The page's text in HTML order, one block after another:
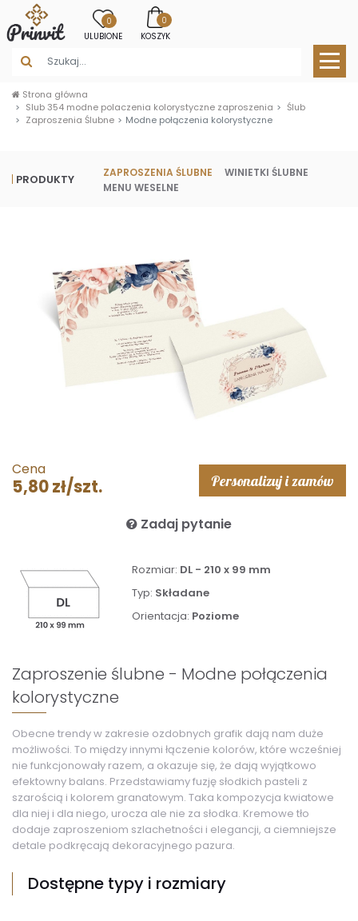
0
ULUBIONE
0
KOSZYK
Strona główna
Slub 354 modne polaczenia kolorystyczne zaproszenia
Ślub
Zaproszenia Ślubne
Modne połączenia kolorystyczne
PRODUKTY ZAPROSZENIA ŚLUBNE
WINIETKI ŚLUBNE
MENU WESELNE
Cena
5,80 zł/szt. Personalizuj i zamów
Zadaj pytanie
Rozmiar: DL - 210 x 99 mm
Typ: Składane
Orientacja: Poziome
Zaproszenie ślubne - Modne połączenia
kolorystyczne
Obecne trendy w zakresie ozdobnych grafik dają nam duże
możliwości. To między innymi łączenie kolorów, które wcześniej
nie funkcjonowały razem, a okazuje się, że dają wyjątkowo
efektowny balans. Przedstawiamy fuzję słodkich pasteli z
szarością i kolorem granatowym. Taka kompozycja kwiatowe
dla niej i dla niego, urocza ale nie za słodka. Kremowe tło
dodaje zaproszeniom szlachetności i elegancji, a ciemniejsze
detale podkręcają dekoracyjnego pazura.
Dostępne typy i rozmiary